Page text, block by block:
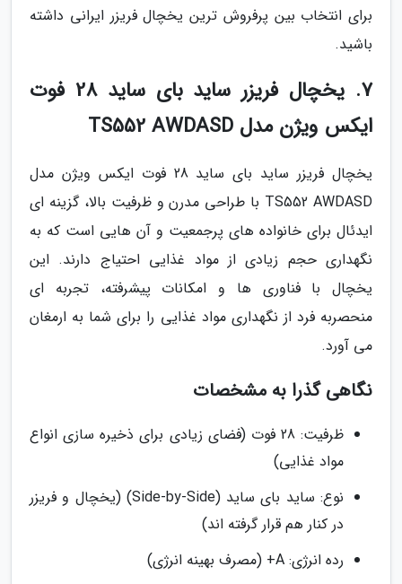
برای انتخاب بین پرفروش ترین یخچال فریزر ایرانی داشته
باشید.
7. یخچال فریزر ساید بای ساید 28 فوت
ایکس ویژن مدل TS552 AWDASD
یخچال فریزر ساید بای ساید 28 فوت ایکس ویژن مدل
TS552 AWDASD با طراحی مدرن و ظرفیت بالا، گزینه ای
ایدئال برای خانواده های پرجمعیت و آن هایی است که به
نگهداری حجم زیادی از مواد غذایی احتیاج دارند. این
یخچال با فناوری ها و امکانات پیشرفته، تجربه ای
منحصربه فرد از نگهداری مواد غذایی را برای شما به ارمغان
می آورد.
نگاهی گذرا به مشخصات
ظرفیت: 28 فوت (فضای زیادی برای ذخیره سازی انواع
مواد غذایی)
نوع: ساید بای ساید (Side-by-Side) (یخچال و فریزر
در کنار هم قرار گرفته اند)
رده انرژی: A+ (مصرف بهینه انرژی)